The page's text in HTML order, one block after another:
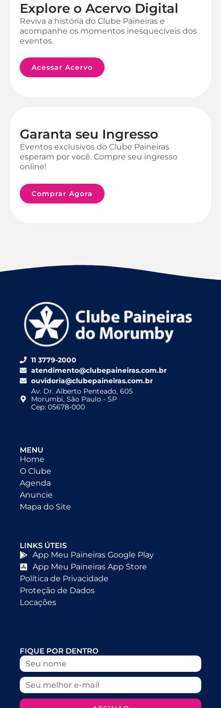
Explore o Acervo Digital
Reviva a história do Clube Paineiras e
acompanhe os momentos inesquecíveis dos
eventos.
Acessar Acervo
Garanta seu Ingresso
Eventos exclusivos do Clube Paineiras
esperam por você. Compre seu ingresso
online!
Comprar Agora
11 3779-2000
atendimento@clubepaineiras.com.br
ouvidoria@clubepaineiras.com.br
Av. Dr. Alberto Penteado, 605
Morumbi, São Paulo - SP
Cep: 05678-000
MENU
Home
O Clube
Agenda
Anuncie
Mapa do Site
LINKS ÚTEIS
App Meu Paineiras Google Play
App Meu Paineiras App Store
Política de Privacidade
Proteção de Dados
Locações
FIQUE POR DENTRO